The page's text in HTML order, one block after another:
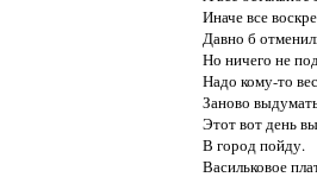
Иначе все
Давно б
Но ничего не
Надо кому-то
Заново
Этот вот день
В город пойду.
Васильковое